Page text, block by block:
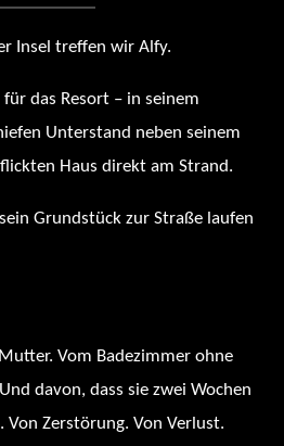
Insel treffen wir Alfy.
das Resort – in seinem
Unterstand neben seinem
Haus direkt am Strand.
Grundstück zur Straße laufen
Vom Badezimmer ohne
davon, dass sie zwei Wochen
Von Zerstörung. Von Verlust.